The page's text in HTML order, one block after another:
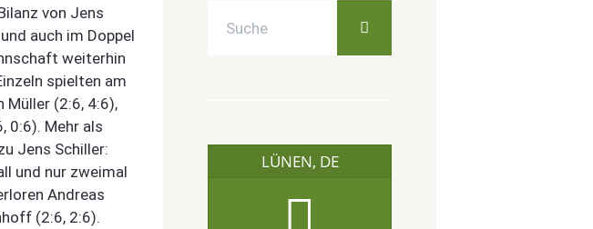
von Jens
auch im Doppel
weiterhin
spielten am
Müller (2:6, 4:6),
0:6). Mehr als
Jens Schiller:
und nur zweimal
Andreas
(2:6, 2:6).
LÜNEN, DE